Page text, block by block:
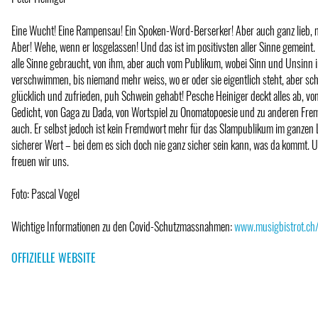
Eine Wucht! Eine Rampensau! Ein Spoken-Word-Berserker! Aber auch ganz lieb,
Aber! Wehe, wenn er losgelassen! Und das ist im positivsten aller Sinne
alle Sinne gebraucht, von ihm, aber auch vom Publikum, wobei Sinn und Unsinn
verschwimmen, bis niemand mehr weiss, wo er oder sie eigentlich steht, aber
glücklich und zufrieden, puh Schwein gehabt! Pesche Heiniger deckt alles ab,
Gedicht, von Gaga zu Dada, von Wortspiel zu Onomatopoesie und zu anderen
auch. Er selbst jedoch ist kein Fremdwort mehr für das Slampublikum im ganzen
sicherer Wert – bei dem es sich doch nie ganz sicher sein kann, was da kommt.
freuen wir uns.
Foto: Pascal Vogel
Wichtige Informationen zu den Covid-Schutzmassnahmen:
OFFIZIELLE WEBSITE